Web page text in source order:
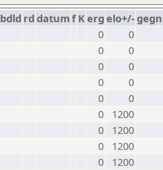
bdld rd datumf Kerg elo+/-
0
0
0
0
0
0
0
0
0
0
0
1200
0
1200
0
1200
0
1200